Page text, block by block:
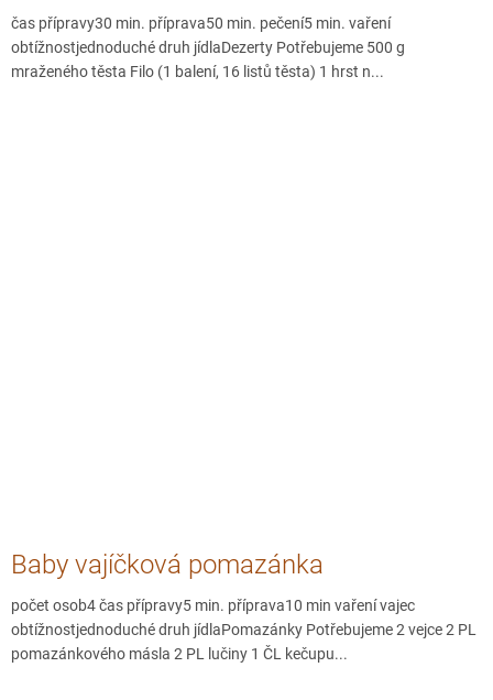
čas přípravy30 min. příprava50 min. pečení5 min. vaření
obtížnostjednoduché druh jídlaDezerty Potřebujeme 500 g
mraženého těsta Filo (1 balení, 16 listů těsta) 1 hrst n...
Baby vajíčková pomazánka
počet osob4 čas přípravy5 min. příprava10 min vaření vajec
obtížnostjednoduché druh jídlaPomazánky Potřebujeme 2 vejce 2 PL
pomazánkového másla 2 PL lučiny 1 ČL kečupu...